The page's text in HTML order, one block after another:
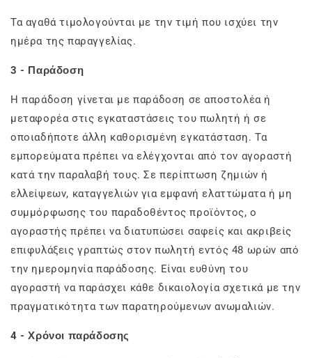
Τα αγαθά τιμολογούνται με την τιμή που ισχύει την
ημέρα της παραγγελίας.
3 - Παράδοση
Η παράδοση γίνεται με παράδοση σε αποστολέα ή
μεταφορέα στις εγκαταστάσεις του πωλητή ή σε
οποιαδήποτε άλλη καθορισμένη εγκατάσταση. Τα
εμπορεύματα πρέπει να ελέγχονται από τον αγοραστή
κατά την παραλαβή τους. Σε περίπτωση ζημιών ή
ελλείψεων, καταγγελιών για εμφανή ελαττώματα ή μη
συμμόρφωσης του παραδοθέντος προϊόντος, ο
αγοραστής πρέπει να διατυπώσει σαφείς και ακριβείς
επιφυλάξεις γραπτώς στον πωλητή εντός 48 ωρών από
την ημερομηνία παράδοσης. Είναι ευθύνη του
αγοραστή να παράσχει κάθε δικαιολογία σχετικά με την
πραγματικότητα των παρατηρούμενων ανωμαλιών.
4 - Χρόνοι παράδοσης